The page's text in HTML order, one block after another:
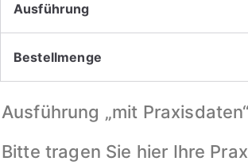
Ausführung
Bestellmenge
Ausführung „mit Praxisdaten“
Bitte tragen Sie hier Ihre